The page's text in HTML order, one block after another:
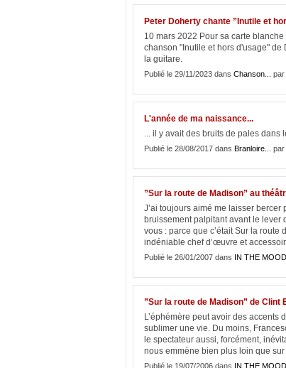
Peter Doherty chante ”Inutile et
10 mars 2022 Pour sa carte
chanson "Inutile et hors d'usage"
la guitare.
Publié le 29/11/2023 dans Chanson... par
L'année de ma naissance...
... il y avait des bruits de pales dans
Publié le 28/08/2017 dans Branloire... par
”Sur la route de Madison” au
J’ai toujours aimé me laisser
bruissement palpitant avant le lever
vous : parce que c’était Sur la
indéniable chef d’œuvre et
Publié le 26/01/2007 dans IN THE
”Sur la route de Madison” de Clint
L’éphémère peut avoir des accents
sublimer une vie. Du moins,
le spectateur aussi, forcément,
nous emmène bien plus loin que
Publié le 19/07/2006 dans IN THE